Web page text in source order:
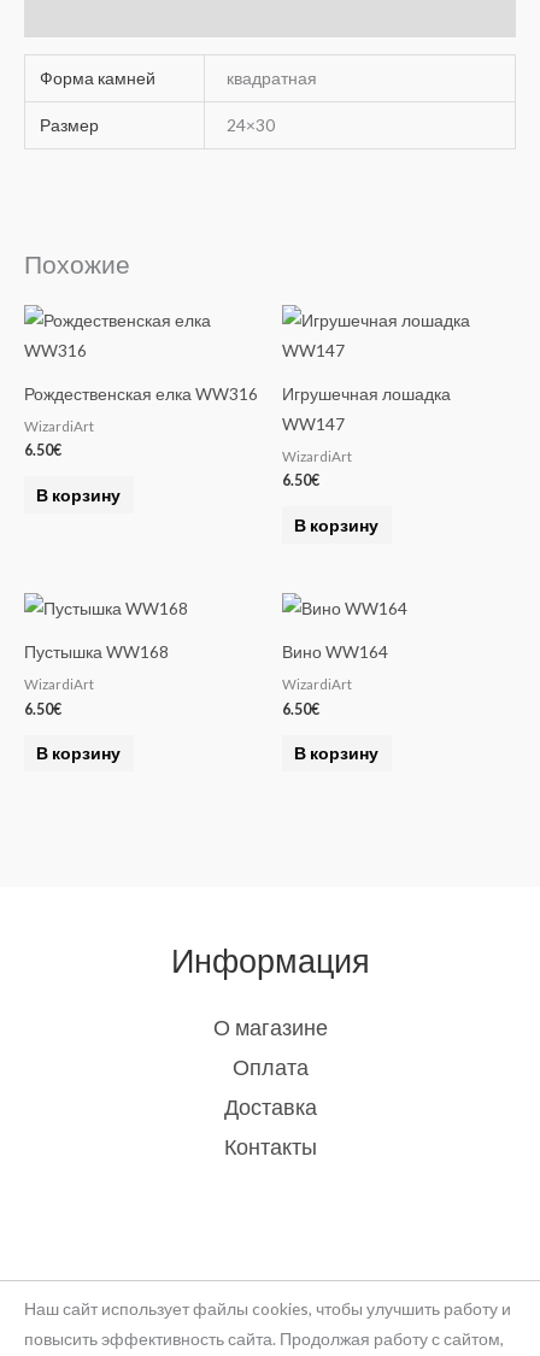
Форма камней квадратная
Размер 24×30
Похожие
Рождественская елка WW316
WizardiArt
6.50€
В корзину
Игрушечная лошадка
WW147
WizardiArt
6.50€
В корзину
Пустышка WW168
WizardiArt
6.50€
В корзину
Вино WW164
WizardiArt
6.50€
В корзину
Информация
О магазине
Оплата
Доставка
Контакты
Наш сайт использует файлы cookies, чтобы улучшить работу и
повысить эффективность сайта. Продолжая работу с сайтом,